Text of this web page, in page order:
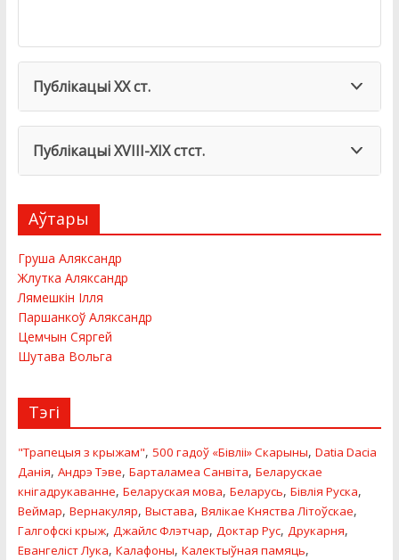
Публiкацыi XX ст.
Публiкацыi XVIII-XIX стст.
Аўтары
Груша Аляксандр
Жлутка Аляксандр
Лямешкiн Ілля
Паршанкоў Аляксандр
Цемчын Сяргей
Шутава Вольга
Тэгі
"Трапецыя з крыжам", 500 гадоў «Бiвлii» Скарыны, Datia Dacia
Данiя, Андрэ Тэве, Барталамеа Санвіта, Беларускае
кнігадрукаванне, Беларуская мова, Беларусь, Бівлія Руска,
Веймар, Вернакуляр, Выстава, Вялікае Княства Літоўскае,
Галгофскi крыж, Джайлс Флэтчар, Доктар Рус, Друкарня,
Евангелiст Лука, Калафоны, Калектыўная памяць,